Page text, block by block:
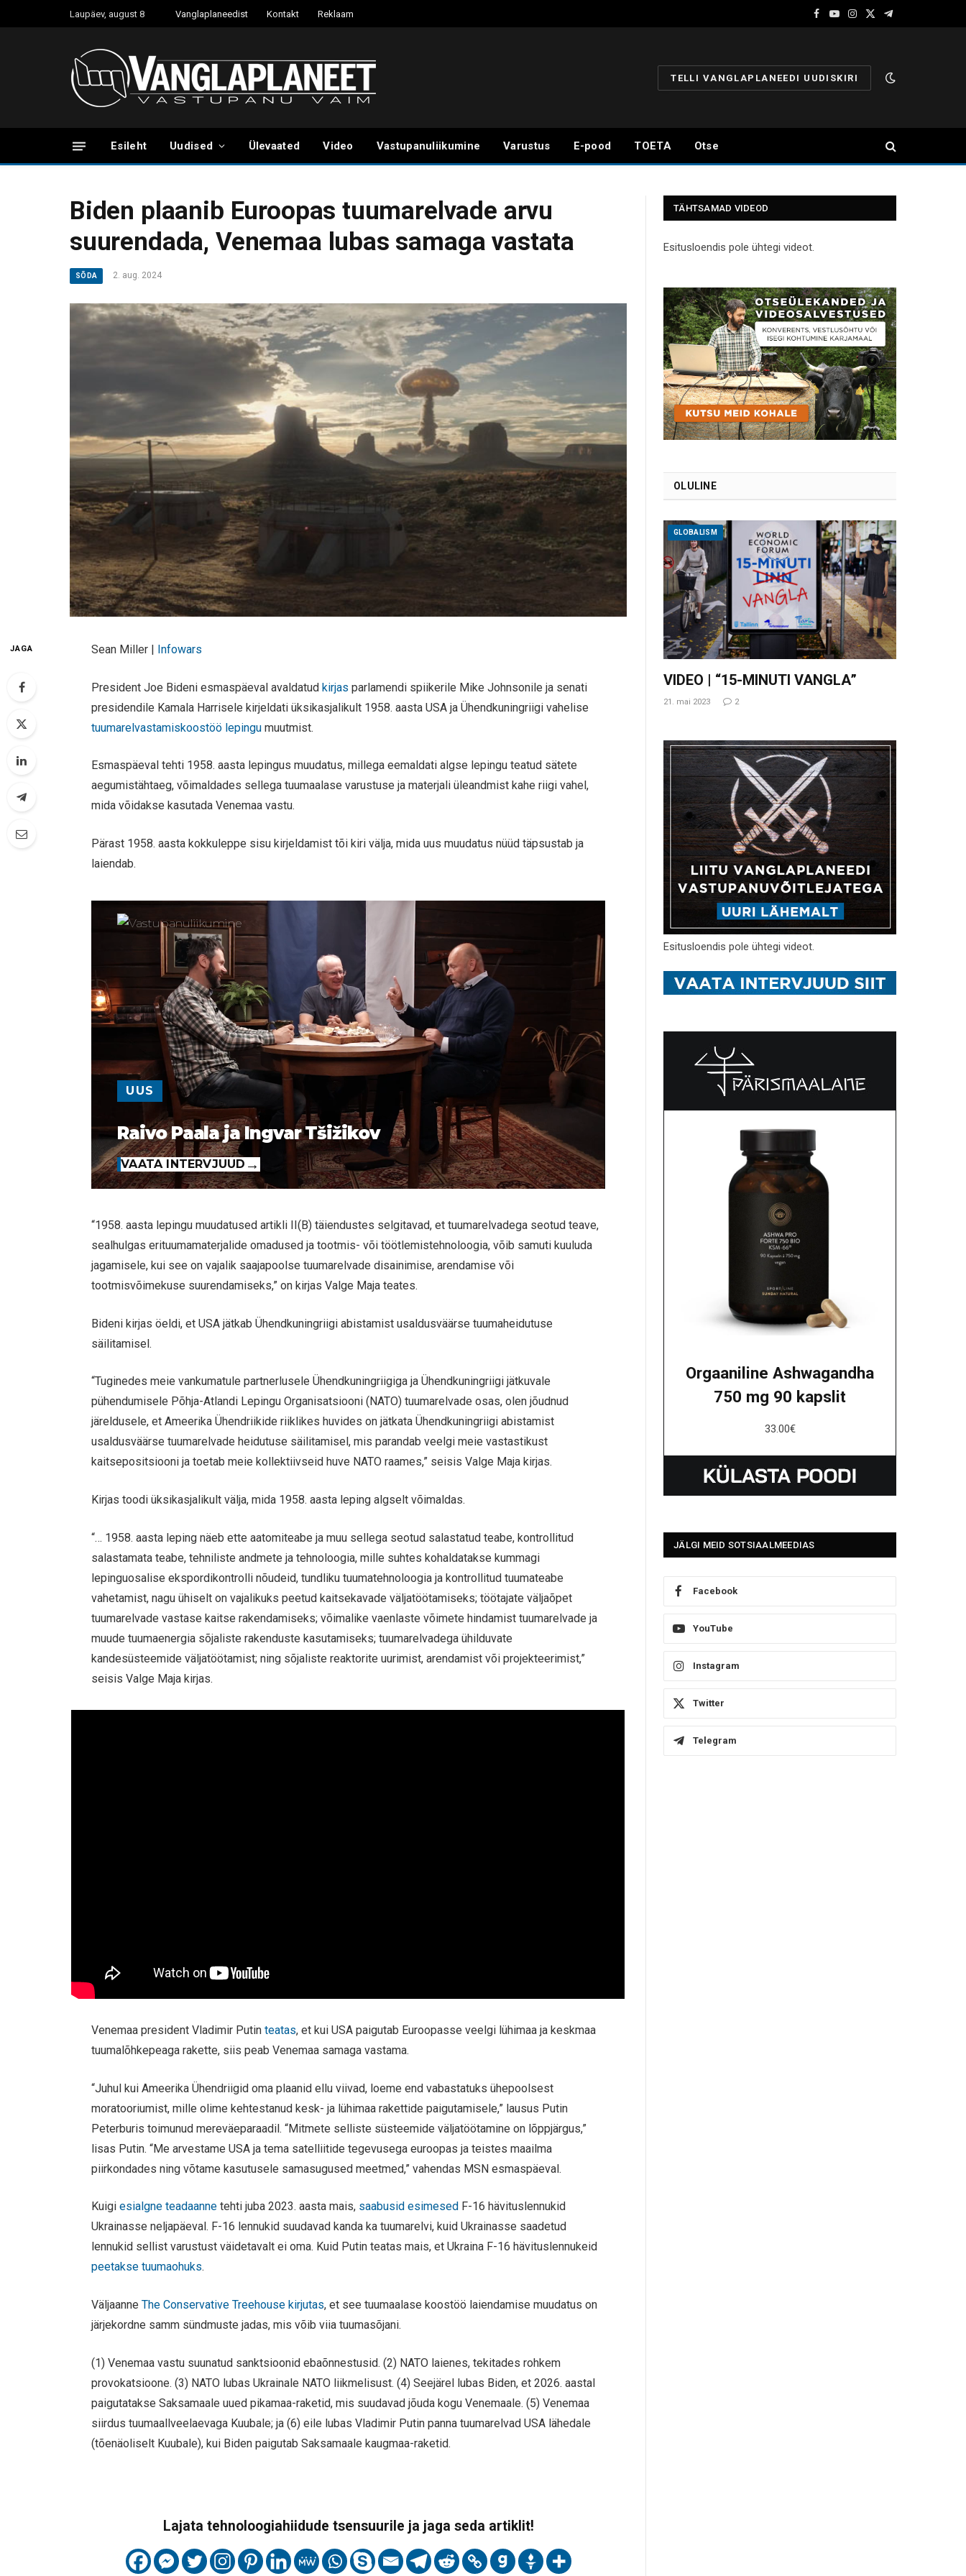
Laupäev, august 8 Vanglaplaneedist Kontakt Reklaam
Facebook
YouTube
Instagram
X
Telegram
TELLI VANGLAPLANEEDI UUDISKIRI
Esileht Uudised Ülevaated Video Vastupanuliikumine Varustus E-pood TOETA Otse
Biden plaanib Euroopas tuumarelvade arvu
suurendada, Venemaa lubas samaga vastata
SÕDA 2. aug. 2024
JAGA Sean Miller | Infowars
President Joe Bideni esmaspäeval avaldatudkirjasparlamendi spiikerile Mike Johnsonile ja senati
presidendile Kamala Harrisele kirjeldati üksikasjalikult 1958. aasta USA ja Ühendkuningriigi vahelise
tuumarelvastamiskoostöö lepingu muutmist.
Esmaspäeval tehti 1958. aasta lepingus muudatus, millega eemaldati algse lepingu teatud sätete
aegumistähtaeg, võimaldades sellega tuumaalase varustuse ja materjali üleandmist kahe riigi vahel,
mida võidakse kasutada Venemaa vastu.
Pärast 1958. aasta kokkuleppe sisu kirjeldamist tõi kiri välja, mida uus muudatus nüüd täpsustab ja
laiendab.
UUS
Raivo Paala ja Ingvar Tšižikov
VAATA INTERVJUUD
“1958. aasta lepingu muudatused artikli II(B) täiendustes selgitavad, et tuumarelvadega seotud teave,
sealhulgas erituumamaterjalide omadused ja tootmis- või töötlemistehnoloogia, võib samuti kuuluda
jagamisele, kui see on vajalik saajapoolse tuumarelvade disainimise, arendamise või
tootmisvõimekuse suurendamiseks,” on kirjas Valge Maja teates.
Bideni kirjas öeldi, et USA jätkab Ühendkuningriigi abistamist usaldusväärse tuumaheidutuse
säilitamisel.
“Tuginedes meie vankumatule partnerlusele Ühendkuningriigiga ja Ühendkuningriigi jätkuvale
pühendumisele Põhja-Atlandi Lepingu Organisatsiooni (NATO) tuumarelvade osas, olen jõudnud
järeldusele, et Ameerika Ühendriikide riiklikes huvides on jätkata Ühendkuningriigi abistamist
usaldusväärse tuumarelvade heidutuse säilitamisel, mis parandab veelgi meie vastastikust
kaitsepositsiooni ja toetab meie kollektiivseid huve NATO raames,” seisis Valge Maja kirjas.
Kirjas toodi üksikasjalikult välja, mida 1958. aasta leping algselt võimaldas.
“… 1958. aasta leping näeb ette aatomiteabe ja muu sellega seotud salastatud teabe, kontrollitud
salastamata teabe, tehniliste andmete ja tehnoloogia, mille suhtes kohaldatakse kummagi
lepinguosalise ekspordikontrolli nõudeid, tundliku tuumatehnoloogia ja kontrollitud tuumateabe
vahetamist, nagu ühiselt on vajalikuks peetud kaitsekavade väljatöötamiseks; töötajate väljaõpet
tuumarelvade vastase kaitse rakendamiseks; võimalike vaenlaste võimete hindamist tuumarelvade ja
muude tuumaenergia sõjaliste rakenduste kasutamiseks; tuumarelvadega ühilduvate
kandesüsteemide väljatöötamist; ning sõjaliste reaktorite uurimist, arendamist või projekteerimist,”
seisis Valge Maja kirjas.
Venemaa president Vladimir Putinteatas, et kui USA paigutab Euroopasse veelgi lühimaa ja keskmaa
tuumalõhkepeaga rakette, siis peab Venemaa samaga vastama.
“Juhul kui Ameerika Ühendriigid oma plaanid ellu viivad, loeme end vabastatuks ühepoolsest
moratooriumist, mille olime kehtestanud kesk- ja lühimaa rakettide paigutamisele,” lausus Putin
Peterburis toimunud mereväeparaadil. “Mitmete selliste süsteemide väljatöötamine on lõppjärgus,”
lisas Putin. “Me arvestame USA ja tema satelliitide tegevusega euroopas ja teistes maailma
piirkondades ning võtame kasutusele samasugused meetmed,” vahendas MSN esmaspäeval.
Kuigiesialgne teadaanne tehti juba 2023. aasta mais, saabusid esimesed F-16 hävituslennukid
Ukrainasse neljapäeval. F-16 lennukid suudavad kanda ka tuumarelvi, kuid Ukrainasse saadetud
lennukid sellist varustust väidetavalt ei oma. Kuid Putin teatas mais, et Ukraina F-16 hävituslennukeid
peetakse tuumaohuks.
VäljaanneThe Conservative Treehouse kirjutas, et see tuumaalase koostöö laiendamise muudatus on
järjekordne samm sündmuste jadas, mis võib viia tuumasõjani.
(1) Venemaa vastu suunatud sanktsioonid ebaõnnestusid. (2) NATO laienes, tekitades rohkem
provokatsioone. (3) NATO lubas Ukrainale NATO liikmelisust. (4) Seejärel lubas Biden, et 2026. aastal
paigutatakse Saksamaale uued pikamaa-raketid, mis suudavad jõuda kogu Venemaale. (5) Venemaa
siirdus tuumaallveelaevaga Kuubale; ja (6) eile lubas Vladimir Putin panna tuumarelvad USA lähedale
(tõenäoliselt Kuubale), kui Biden paigutab Saksamaale kaugmaa-raketid.
Lajata tehnoloogiahiidude tsensuurile ja jaga seda artiklit!
TÄHTSAMAD VIDEOD
Esitusloendis pole ühtegi videot.
OLULINE
GLOBALISM
VIDEO | “15-MINUTI VANGLA”
21. mai 2023 2
Esitusloendis pole ühtegi videot.
Orgaaniline Ashwagandha
750 mg 90 kapslit
33.00€
JÄLGI MEID SOTSIAALMEEDIAS
Facebook
YouTube
Instagram
Twitter
Telegram